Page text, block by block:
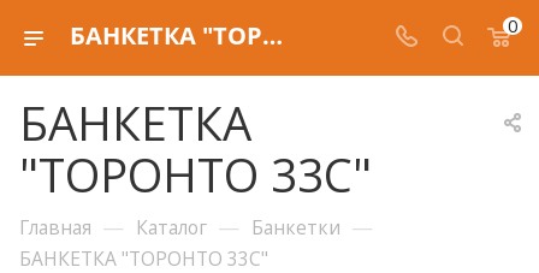
БАНКЕТКА "ТОРОНТО 33С" 0
БАНКЕТКА
"ТОРОНТО 33С"
Главная — Каталог — Банкетки —
БАНКЕТКА "ТОРОНТО 33С"